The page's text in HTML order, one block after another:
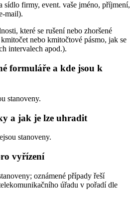
sídlo firmy, event. vaše jméno, příjmení,
mail).
které se rušení nebo zhoršené
nebo kmitočtové pásmo, jak se
intervalech apod.).
formuláře a kde jsou k
stanoveny.
a jak je lze uhradit
stanoveny.
vyřízení
oznámené případy řeší
úřadu v pořadí dle